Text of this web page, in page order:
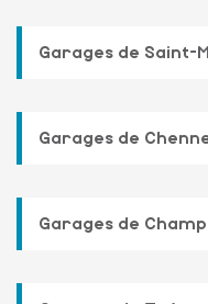
Garages de Saint-
Garages de
Garages de